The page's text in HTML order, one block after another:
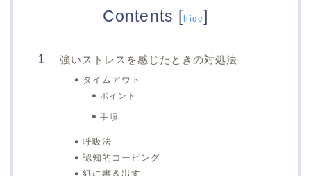
Contents [hide]
強いストレスを感じたときの対処法
タイムアウト
ポイント
手順
呼吸法
認知的コーピング
紙に書き出す